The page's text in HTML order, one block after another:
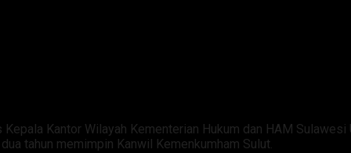
Kantor Wilayah Kementerian Hukum dan HAM
tahun memimpin Kanwil Kemenkumham Sulut.